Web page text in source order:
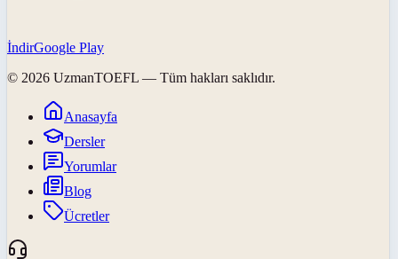
İndirGoogle Play
© 2026 UzmanTOEFL — Tüm hakları saklıdır.
Anasayfa
Dersler
Yorumlar
Blog
Ücretler